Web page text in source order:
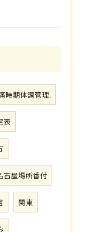
時期体調管理.
表
古屋場所番付
関東